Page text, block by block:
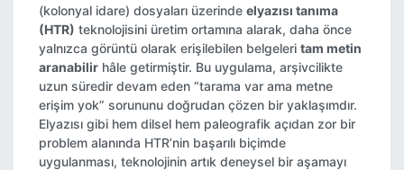
(kolonyal idare) dosyaları üzerinde elyazısı tanıma
(HTR) teknolojisini üretim ortamına alarak, daha önce
yalnızca görüntü olarak erişilebilen belgeleri tam metin
aranabilir hâle getirmiştir. Bu uygulama, arşivcilikte
uzun süredir devam eden “tarama var ama metne
erişim yok” sorununu doğrudan çözen bir yaklaşımdır.
Elyazısı gibi hem dilsel hem paleografik açıdan zor bir
problem alanında HTR’nin başarılı biçimde
uygulanması, teknolojinin artık deneysel bir aşamayı